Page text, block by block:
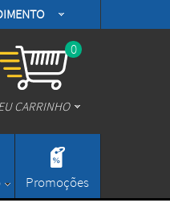
/daytonamotos
/daytonamotos
0
CARRINHO
Promoções